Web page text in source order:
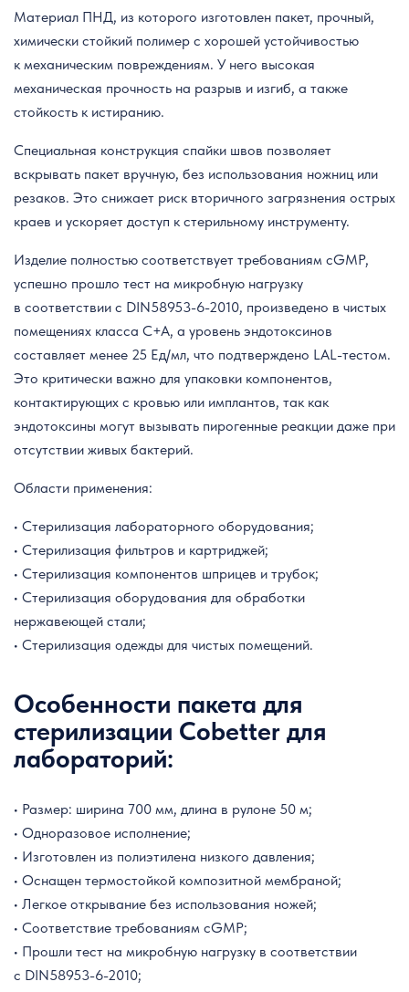
Материал ПНД, из которого изготовлен пакет, прочный,
химически стойкий полимер с хорошей устойчивостью
к механическим повреждениям. У него высокая
механическая прочность на разрыв и изгиб, а также
стойкость к истиранию.
Специальная конструкция спайки швов позволяет
вскрывать пакет вручную, без использования ножниц или
резаков. Это снижает риск вторичного загрязнения острых
краев и ускоряет доступ к стерильному инструменту.
Изделие полностью соответствует требованиям cGMP,
успешно прошло тест на микробную нагрузку
в соответствии с DIN58953-6-2010, произведено в чистых
помещениях класса C+A, а уровень эндотоксинов
составляет менее 25 Ед/мл, что подтверждено LAL-тестом.
Это критически важно для упаковки компонентов,
контактирующих с кровью или имплантов, так как
эндотоксины могут вызывать пирогенные реакции даже при
отсутствии живых бактерий.
Области применения:
• Стерилизация лабораторного оборудования;
• Стерилизация фильтров и картриджей;
• Стерилизация компонентов шприцев и трубок;
• Стерилизация оборудования для обработки
нержавеющей стали;
• Стерилизация одежды для чистых помещений.
Особенности пакета для
стерилизации Cobetter для
лабораторий:
• Размер: ширина 700 мм, длина в рулоне 50 м;
• Одноразовое исполнение;
• Изготовлен из полиэтилена низкого давления;
• Оснащен термостойкой композитной мембраной;
• Легкое открывание без использования ножей;
• Соответствие требованиям cGMP;
• Прошли тест на микробную нагрузку в соответствии
с DIN58953-6-2010;